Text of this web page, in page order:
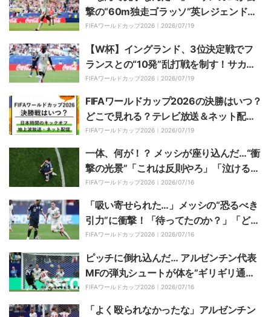
撃の“60m独走ゴラッソ”英レジェンドが
驚愕 10発乱打戦の「完璧な結末」【W
杯】
FIFAワールドカップ2026｜ 2026/07/19
【W杯】イングランド、3位決定戦でフ
ランスとの“10発”乱打戦を制す！サカが
ハットトリック 2発のエムバペはW杯
最多通算22得点
FIFAワールドカップ2026｜ 2026/07/19
FIFAワールドカップ2026の決勝はいつ？
どこで見れる？テレビ放送＆ネット配
信・日本時間キックオフ【W杯】
FIFAワールドカップ2026｜ 2026/07/19
一体、何が！？ メッシが座り込んだ…“衝
撃の光景”「これは反則やろ」「泣ける
な」試合終了直後に見せたリアクション
が話題に「震えたわ」
FIFAワールドカップ2026｜ 2026/07/16
「吸い寄せられた…」メッシの“恐るべき
引力”に衝撃！「待ってたのか？」「どっ
ちにしろ…」同点弾アシストのカラクリ
【W杯】
FIFAワールドカップ2026｜ 2026/07/16
ピッチに倒れ込んだ… アルゼンチン代表
MFの弾丸シュートが体を”ギリギリ通
過”「これはツラすぎる」ベリンガム、渾
身ブロックも”痛恨の失点シーン”
FIFAワールドカップ2026｜ 2026/07/16
「よく殴られなかったな」アルゼンチン